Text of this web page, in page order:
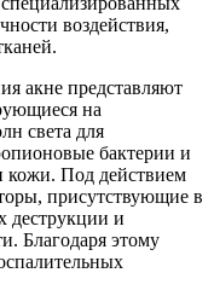
воздействия,
акне представляют
на
света для
бактерии и
кожи. Под действием
присутствующие в
деструкции и
Благодаря этому